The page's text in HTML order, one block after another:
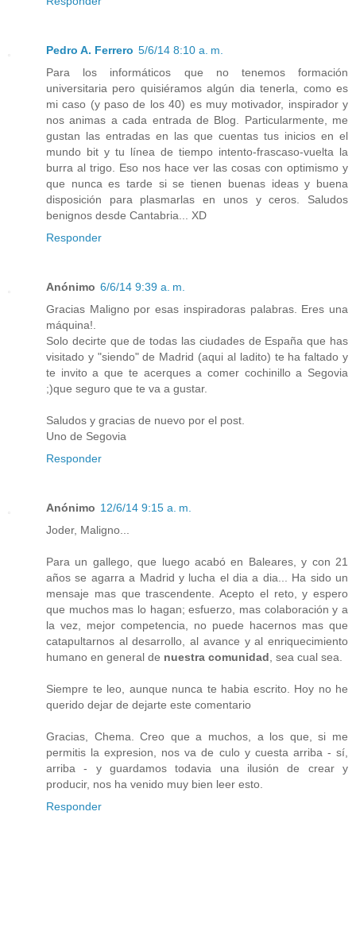
Pedro A. Ferrero 5/6/14 8:10 a. m.
Para los informáticos que no tenemos formación
universitaria pero quisiéramos algún dia tenerla, como es
mi caso (y paso de los 40) es muy motivador, inspirador y
nos animas a cada entrada de Blog. Particularmente, me
gustan las entradas en las que cuentas tus inicios en el
mundo bit y tu línea de tiempo intento-frascaso-vuelta la
burra al trigo. Eso nos hace ver las cosas con optimismo y
que nunca es tarde si se tienen buenas ideas y buena
disposición para plasmarlas en unos y ceros. Saludos
benignos desde Cantabria... XD
Responder
Anónimo 6/6/14 9:39 a. m.
Gracias Maligno por esas inspiradoras palabras. Eres una
máquina!.
Solo decirte que de todas las ciudades de España que has
visitado y "siendo" de Madrid (aqui al ladito) te ha faltado y
te invito a que te acerques a comer cochinillo a Segovia
;)que seguro que te va a gustar.
Saludos y gracias de nuevo por el post.
Uno de Segovia
Responder
Anónimo 12/6/14 9:15 a. m.
Joder, Maligno...
Para un gallego, que luego acabó en Baleares, y con 21
años se agarra a Madrid y lucha el dia a dia... Ha sido un
mensaje mas que trascendente. Acepto el reto, y espero
que muchos mas lo hagan; esfuerzo, mas colaboración y a
la vez, mejor competencia, no puede hacernos mas que
catapultarnos al desarrollo, al avance y al enriquecimiento
humano en general de nuestra comunidad , sea cual sea.
Siempre te leo, aunque nunca te habia escrito. Hoy no he
querido dejar de dejarte este comentario
Gracias, Chema. Creo que a muchos, a los que, si me
permitis la expresion, nos va de culo y cuesta arriba - sí,
arriba - y guardamos todavia una ilusión de crear y
producir, nos ha venido muy bien leer esto.
Responder